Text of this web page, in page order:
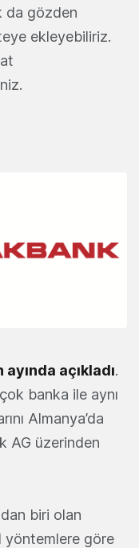
da gözden
ekleyebiliriz.
ayında açıkladı.
banka ile aynı
Almanya’da
AG üzerinden
biri olan
yöntemlere göre